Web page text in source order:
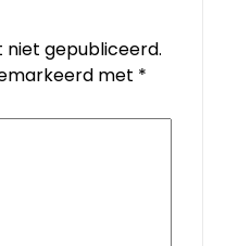
gepubliceerd.
met *